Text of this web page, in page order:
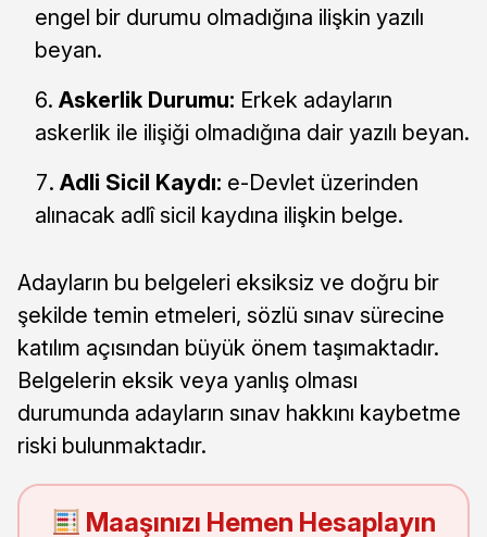
engel bir durumu olmadığına ilişkin yazılı
beyan.
Askerlik Durumu: Erkek adayların
askerlik ile ilişiği olmadığına dair yazılı beyan.
Adli Sicil Kaydı: e-Devlet üzerinden
alınacak adlî sicil kaydına ilişkin belge.
Adayların bu belgeleri eksiksiz ve doğru bir
şekilde temin etmeleri, sözlü sınav sürecine
katılım açısından büyük önem taşımaktadır.
Belgelerin eksik veya yanlış olması
durumunda adayların sınav hakkını kaybetme
riski bulunmaktadır.
Maaşınızı Hemen Hesaplayın